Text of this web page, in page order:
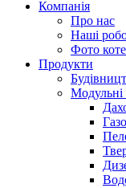
Компанія
Про нас
Наші
Фото
Продукти
Модульні